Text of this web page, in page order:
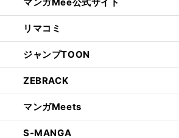
リマコミ
ジャンプTOON
ZEBRACK
マンガMeets
S-MANGA